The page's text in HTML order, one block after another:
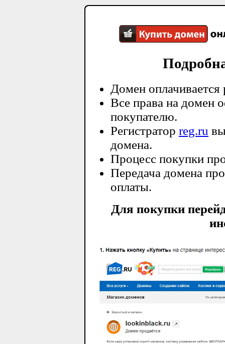
Домен оплачивается
Все права на домен
покупателю.
Регистратор reg.ru
домена.
Процесс покупки
Передача домена
оплаты.
Для покупки